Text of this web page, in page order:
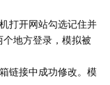
打开网站勾选记住并
地方登录，模拟被
链接中成功修改。模